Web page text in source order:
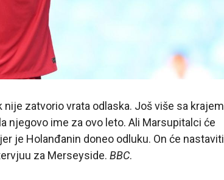
nije zatvorio vrata odlaska. Još više sa krajem
njegovo ime za ovo leto. Ali Marsupitalci će
je Holanđanin doneo odluku. On će nastaviti
za Merseyside. BBC.